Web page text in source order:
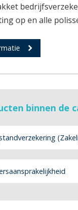
op en alle
binnen de